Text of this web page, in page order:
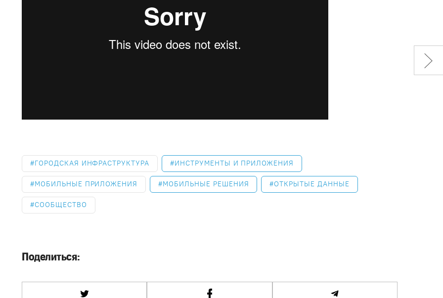
ГОРОДСКАЯ ИНФРАСТРУКТУРА ИНСТРУМЕНТЫ И ПРИЛОЖЕНИЯ
МОБИЛЬНЫЕ ПРИЛОЖЕНИЯ МОБИЛЬНЫЕ РЕШЕНИЯ ОТКРЫТЫЕ ДАННЫЕ
СООБЩЕСТВО
Поделиться: